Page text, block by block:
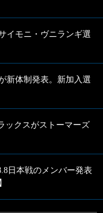
イモニ・ヴニランギ選
新体制発表。新加入選
ックスがストーマーズ
日本戦のメンバー発表